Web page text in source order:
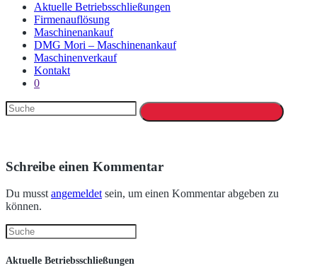
Aktuelle Betriebsschließungen
Firmenauflösung
Maschinenankauf
DMG Mori – Maschinenankauf
Maschinenverkauf
Kontakt
0
Schreibe einen Kommentar
Du musstangemeldetsein, um einen Kommentar abgeben zu
können.
Aktuelle Betriebsschließungen